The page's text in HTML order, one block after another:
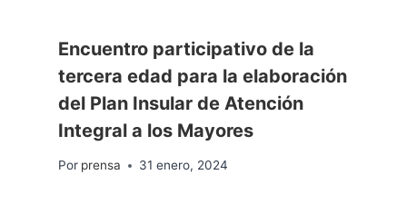
Encuentro participativo de la
tercera edad para la elaboración
del Plan Insular de Atención
Integral a los Mayores
Por prensa 31 enero, 2024